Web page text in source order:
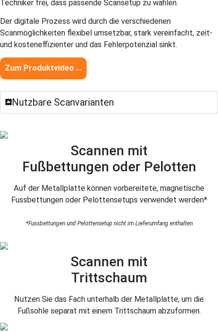
Techniker frei, dass passende Scansetup zu wählen.
Der digitale Prozess wird durch die verschiedenen
Scanmöglichkeiten flexibel umsetzbar, stark vereinfacht, zeit-
und kosteneffizienter und das Fehlerpotenzial sinkt.
Zum Produktvideo ...
Nutzbare Scanvarianten
Scannen mit
Fußbettungen oder Pelotten
Auf der Metallplatte können vorbereitete, magnetische
Fussbettungen oder Pelottensetups verwendet werden*
*Fussbettungen und Pelottensetup nicht im Lieferumfang enthalten
Scannen mit
Trittschaum
Nutzen Sie das Fach unterhalb der Metallplatte, um die
Fußsohle separat mit einem Trittschaum abzuformen.